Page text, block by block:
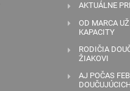
AKTUÁLNE
OD MARCA
KAPACITY
RODIČIA
ŽIAKOVI
AJ POČAS
DOUČUJÚCICH